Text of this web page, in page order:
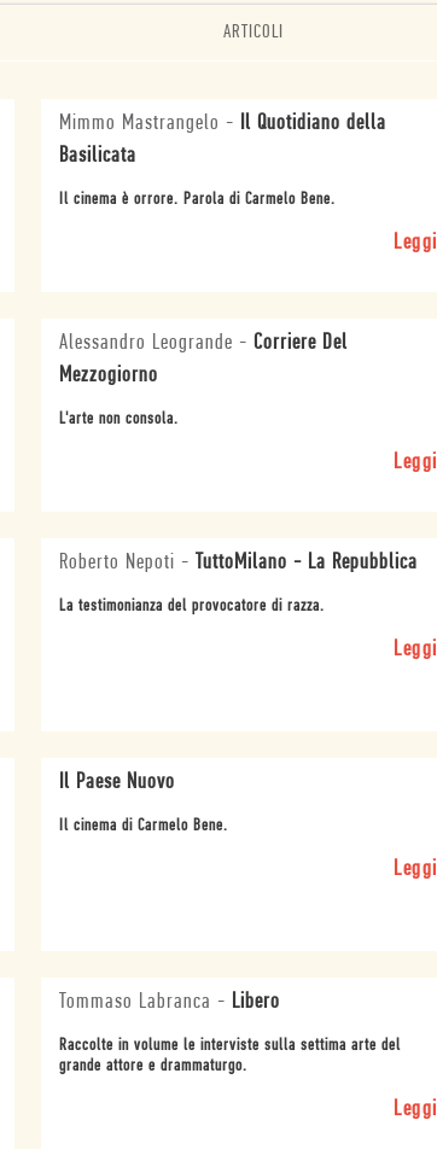
ARTICOLI
Mimmo Mastrangelo - Il Quotidiano della
Basilicata
Il cinema è orrore. Parola di Carmelo Bene.
Leggi
Alessandro Leogrande -Corriere Del
Mezzogiorno
L'arte non consola.
Leggi
Roberto Nepoti - TuttoMilano - La Repubblica
La testimonianza del provocatore di razza.
Leggi
Il Paese Nuovo
Il cinema di Carmelo Bene.
Leggi
Tommaso Labranca - Libero
Raccolte in volume le interviste sulla settima arte del
grande attore e drammaturgo.
Leggi